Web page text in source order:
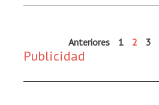
Anteriores 1 2 3
Publicidad